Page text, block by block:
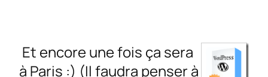
Et encore une fois ça sera
à Paris :) (Il faudra penser à